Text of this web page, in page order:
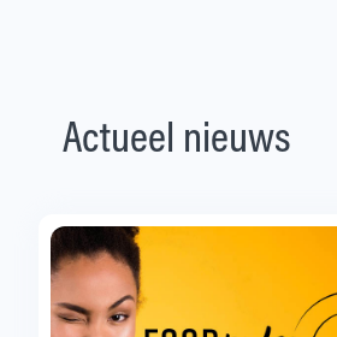
Actueel nieuws